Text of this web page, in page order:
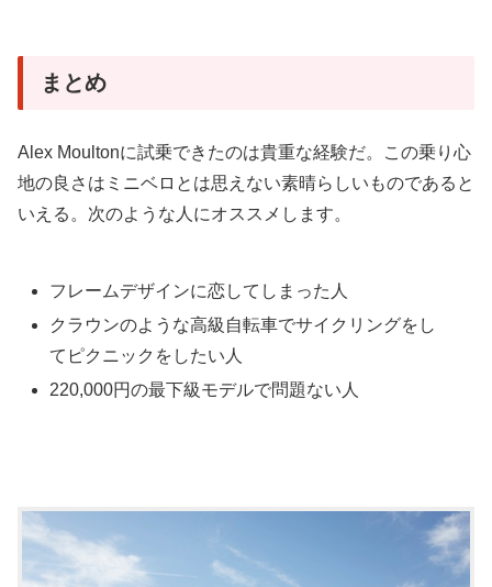
まとめ
Alex Moultonに試乗できたのは貴重な経験だ。この乗り心
地の良さはミニベロとは思えない素晴らしいものであると
いえる。次のような人にオススメします。
フレームデザインに恋してしまった人
クラウンのような高級自転車でサイクリングをし
てピクニックをしたい人
220,000円の最下級モデルで問題ない人